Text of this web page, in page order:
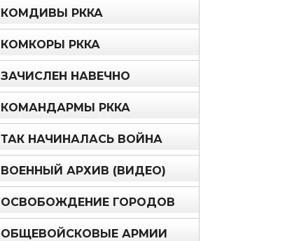
КОМДИВЫ РККА
КОМКОРЫ РККА
ЗАЧИСЛЕН НАВЕЧНО
КОМАНДАРМЫ РККА
ТАК НАЧИНАЛАСЬ ВОЙНА
ВОЕННЫЙ АРХИВ (ВИДЕО)
ОСВОБОЖДЕНИЕ ГОРОДОВ
ОБЩЕВОЙСКОВЫЕ АРМИИ